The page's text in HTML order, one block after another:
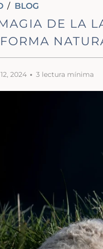
/ BLOG
DE LA
2024 3 lectura mínima